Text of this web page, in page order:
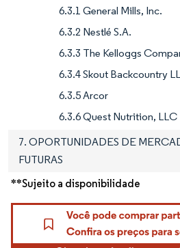
6.3.1 General Mills, Inc.
6.3.2 Nestlé S.A.
6.3.3 The Kelloggs
6.3.4 Skout Backcountry
6.3.5 Arcor
6.3.6 Quest Nutrition, LLC
7. OPORTUNIDADES DE
FUTURAS
**Sujeito a disponibilidade